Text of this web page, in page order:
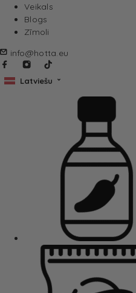
Veikals
Blogs
Zīmoli
info@hotta.eu
Latviešu